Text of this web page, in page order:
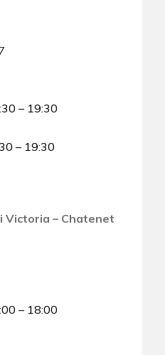
– 19:30
– 19:30
Victoria – Chatenet
– 18:00